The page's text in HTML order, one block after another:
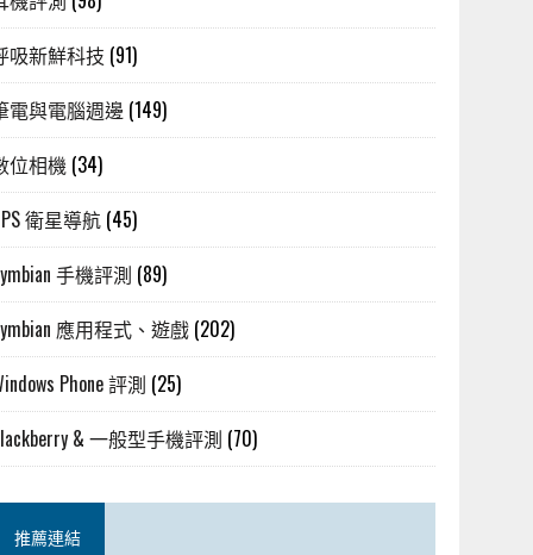
吸新鮮科技 (91)
電與電腦週邊 (149)
位相機 (34)
衛星導航 (45)
手機評測 (89)
應用程式、遊戲 (202)
Phone 評測 (25)
& 一般型手機評測 (70)
推薦連結